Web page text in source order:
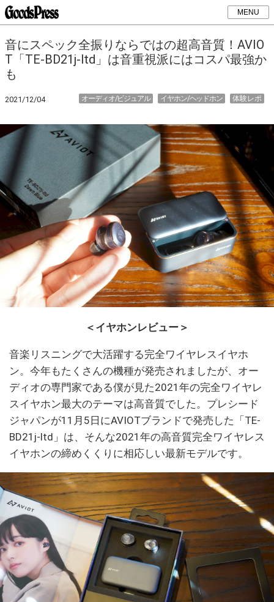
MENU
音にスペック全振りならではの超高音質！AVIO
T「TE-BD21j-ltd」は音重視派にはコスパ最強か
も
2021/12/04 体験レポ
イヤホン/ヘッドホン
オーディオ/ビジュアル
＜イヤホンレビュー＞
音楽リスニングで大活躍する完全ワイヤレスイヤホ
ン。今年もたくさんの機種が発売されましたが、オー
ディオの専門家である僕が見た2021年の完全ワイヤレ
スイヤホン最大のテーマは高音質でした。プレシード
ジャパンが11月5日にAVIOTブランドで発売した「TE-
BD21j-ltd」は、そんな2021年の高音質完全ワイヤレス
イヤホンの締めくくりに相応しい最新モデルです。